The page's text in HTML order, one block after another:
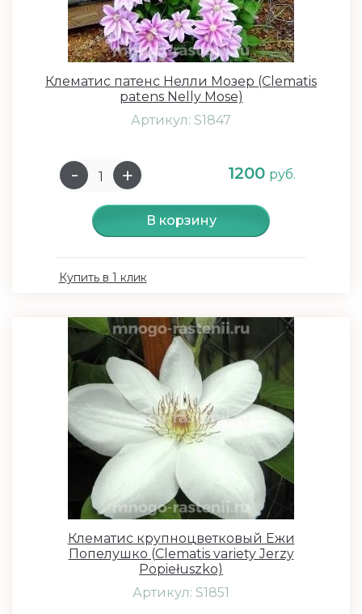
Клематис патенс Нелли Мозер (Clematis
patens Nelly Mose)
Артикул: S1847
1200 руб.
В корзину
Купить в 1 клик
Клематис крупноцветковый Ежи
Попелушко (Clematis variety Jerzy
Popiełuszko)
Артикул: S1851